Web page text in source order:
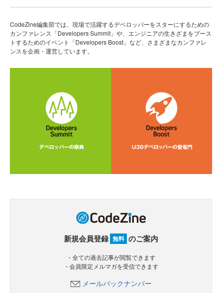
CodeZine編集部では、現場で活躍するデベロッパーをスターにするための
カンファレンス「Developers Summit」や、エンジニアの生きざまをブース
トするためのイベント「Developers Boost」など、さまざまなカンファレ
ンスを企画・運営しています。
新規会員登録 無料 のご案内
・全ての過去記事が閲覧できます
・会員限定メルマガを受信できます
メールバックナンバー